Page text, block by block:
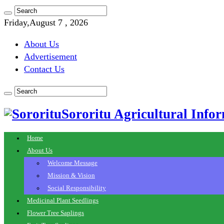
Friday,August 7 , 2026
About Us
Advertisement
Contact Us
Sororitu Agricultural
Home
About Us
Welcome Message
Mission & Vision
Social Responsibility
Medicinal Plant Seedlings
Flower Tree Saplings